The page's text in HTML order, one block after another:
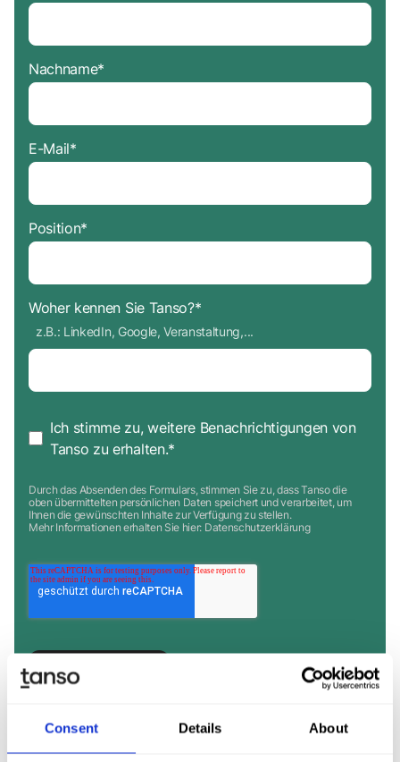
Consent Details About
Nachname*
E-Mail*
Position*
Woher kennen Sie Tanso?*
z.B.: LinkedIn, Google, Veranstaltung,...
Ich stimme zu, weitere Benachrichtigungen von
Tanso zu erhalten.*
Durch das Absenden des Formulars, stimmen Sie zu, dass Tanso die
oben übermittelten persönlichen Daten speichert und verarbeitet, um
Ihnen die gewünschten Inhalte zur Verfügung zu stellen.
Mehr Informationen erhalten Sie hier: Datenschutzerklärung